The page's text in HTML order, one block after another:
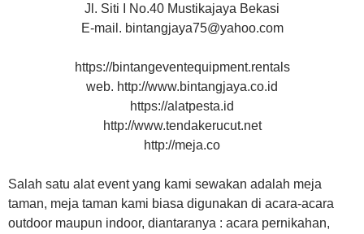
Jl. Siti I No.40 Mustikajaya Bekasi
E-mail. bintangjaya75@yahoo.com
https://bintangeventequipment.rentals
web. http://www.bintangjaya.co.id
https://alatpesta.id
http://www.tendakerucut.net
http://meja.co
Salah satu alat event yang kami sewakan adalah meja
taman, meja taman kami biasa digunakan di acara-acara
outdoor maupun indoor, diantaranya : acara pernikahan,